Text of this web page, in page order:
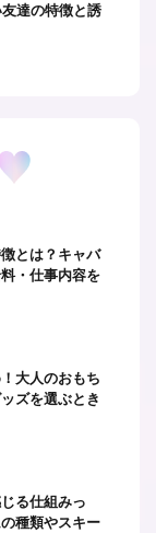
達の特徴と誘
とは？キャバ
・仕事内容を
大人のおもち
ズを選ぶとき
る仕組みっ
種類やスキー